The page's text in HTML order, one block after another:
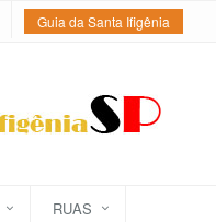
Guia da Santa Ifigênia
RUAS